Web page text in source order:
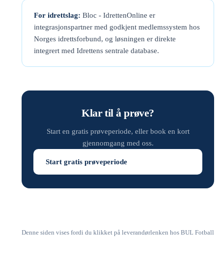
For idrettslag: Bloc - IdrettenOnline er
integrasjonspartner med godkjent medlemssystem hos
Norges idrettsforbund, og løsningen er direkte
integrert med Idrettens sentrale database.
Klar til å prøve?
Start en gratis prøveperiode, eller book en kort
gjennomgang med oss.
Start gratis prøveperiode
Denne siden vises fordi du klikket på leverandørlenken hos BUL Fotball